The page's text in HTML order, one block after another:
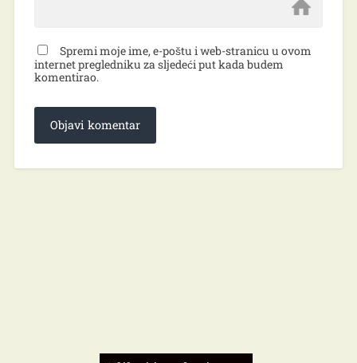
Spremi moje ime, e-poštu i web-stranicu u ovom
internet pregledniku za sljedeći put kada budem
komentirao.